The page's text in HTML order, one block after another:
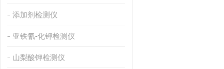
添加剂检测仪
亚铁氰-化钾检测仪
山梨酸钾检测仪